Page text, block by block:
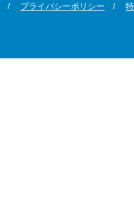
プライバシーポリシー